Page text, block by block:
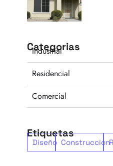
Categorias
Industrial
Residencial
Comercial
Etiquetas
Diseño Construcción